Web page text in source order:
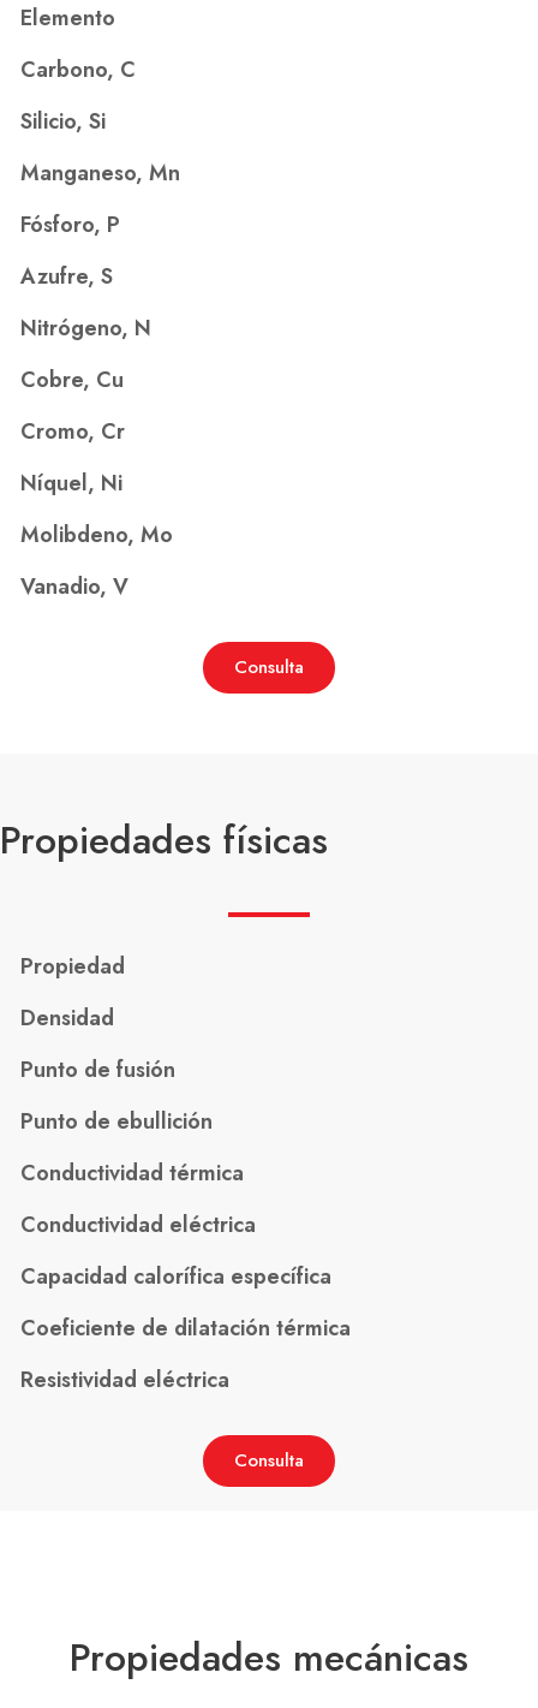
Elemento
Carbono, C
Silicio, Si
Manganeso, Mn
Fósforo, P
Azufre, S
Nitrógeno, N
Cobre, Cu
Cromo, Cr
Níquel, Ni
Molibdeno, Mo
Vanadio, V
Consulta
Propiedades físicas
Propiedad
Densidad
Punto de fusión
Punto de ebullición
Conductividad térmica
Conductividad eléctrica
Capacidad calorífica específica
Coeficiente de dilatación térmica
Resistividad eléctrica
Consulta
Propiedades mecánicas